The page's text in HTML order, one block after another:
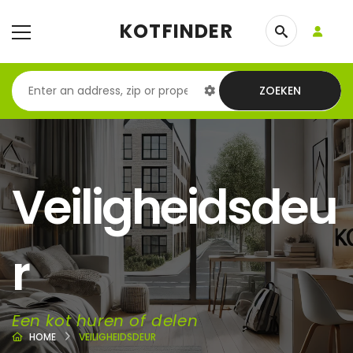
KOTFINDER
ZOEKEN
Veiligheidsdeu
r
Een kot huren of delen
HOME VEILIGHEIDSDEUR